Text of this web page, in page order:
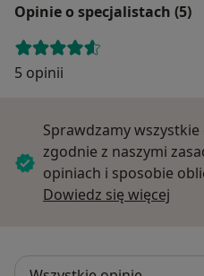
Opinie o specjalistach (5)
5 opinii
Sprawdzamy
zgodnie z naszymi
opiniach i sposobie
Dowiedz się więcej